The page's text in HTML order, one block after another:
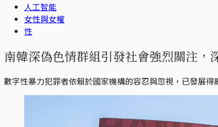
人工智能
女性與女權
性
南韓深偽色情群組引發社會強烈關注
數字性暴力犯罪者依賴於國家機構的容忍與忽視，已發展得